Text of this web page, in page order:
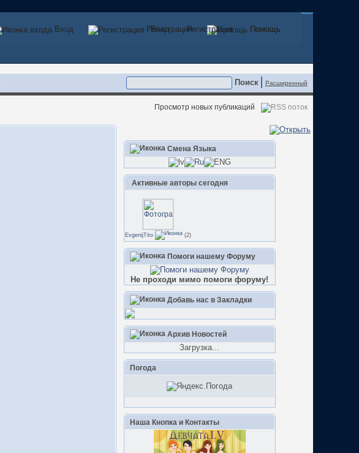
Вход Регистрация Помощь
Вход Регистрация Помощь
Расширенный
Просмотр новых публикаций
Смена Языка
Активные авторы сегодня
EvgenijTito (2)
Помоги нашему Форуму
Не проходи мимо помоги форуму!
Добавь нас в Закладки
Архив Новостей
Загрузка...
Погода
Наша Кнопка и Контакты